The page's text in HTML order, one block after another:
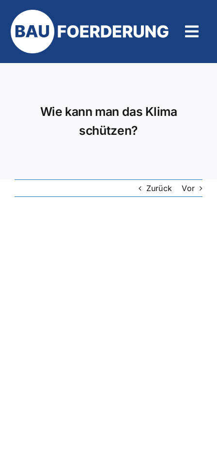
Inhalt
springen
Wie kann man das Klima
schützen?
Zurück Vor